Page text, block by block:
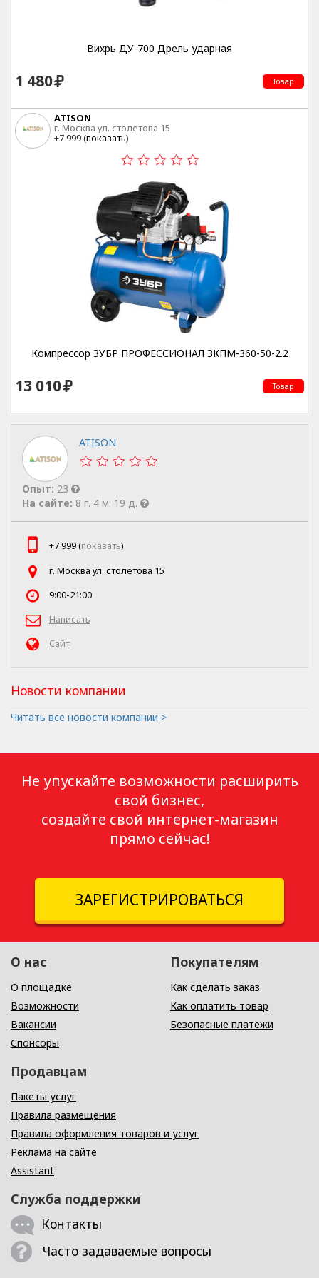
Вихрь ДУ-700 Дрель ударная
1 480 Товар
ATISON
г. Москва ул. столетова 15
+7 999 (показать)
Компрессор ЗУБР ПРОФЕССИОНАЛ ЗКПМ-360-50-2.2
13 010 Товар
ATISON
Опыт: 23
На сайте: 8 г. 4 м. 19 д.
+7 999 (показать)
г. Москва ул. столетова 15
9:00-21:00
Написать
Сайт
Новости компании
Читать все новости компании >
Не упускайте возможности расширить
свой бизнес,
создайте свой интернет-магазин
прямо сейчас!
ЗАРЕГИСТРИРОВАТЬСЯ
О нас
О площадке
Возможности
Вакансии
Спонсоры
Покупателям
Как сделать заказ
Как оплатить товар
Безопасные платежи
Продавцам
Пакеты услуг
Правила размещения
Правила оформления товаров и услуг
Реклама на сайте
Assistant
Служба поддержки
Контакты
Часто задаваемые вопросы